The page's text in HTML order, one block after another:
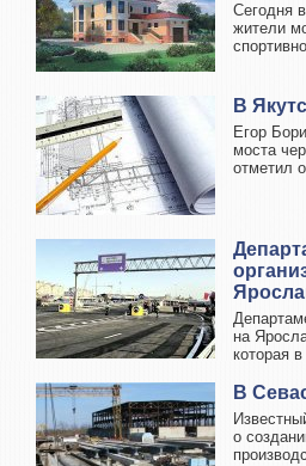
Сегодня
жители
В
Егор
моста
отметил
на
которая
В
о